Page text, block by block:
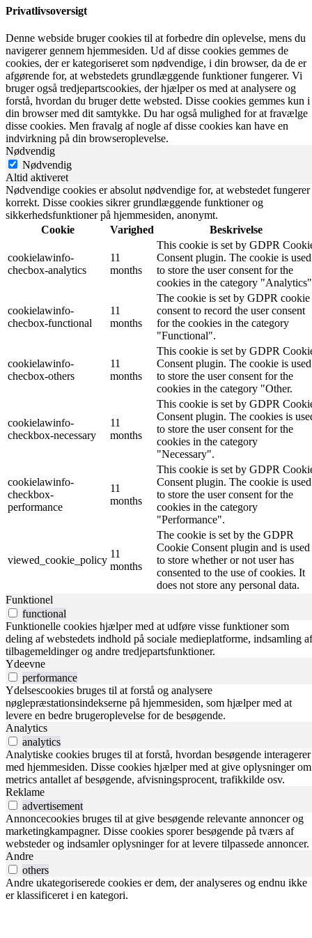
Privatlivsoversigt
Denne webside bruger cookies til at forbedre din oplevelse, mens du
navigerer gennem hjemmesiden. Ud af disse cookies gemmes de
cookies, der er kategoriseret som nødvendige, i din browser, da de er
afgørende for, at webstedets grundlæggende funktioner fungerer. Vi
bruger også tredjepartscookies, der hjælper os med at analysere og
forstå, hvordan du bruger dette websted. Disse cookies gemmes kun i
din browser med dit samtykke. Du har også mulighed for at fravælge
disse cookies. Men fravalg af nogle af disse cookies kan have en
indvirkning på din browseroplevelse.
Nødvendig
Nødvendig
Altid aktiveret
Nødvendige cookies er absolut nødvendige for, at webstedet fungerer
korrekt. Disse cookies sikrer grundlæggende funktioner og
sikkerhedsfunktioner på hjemmesiden, anonymt.
Cookie
Varighed Beskrivelse
cookielawinfo-
checbox-analytics
11
months
This cookie is set by GDPR
Consent plugin. The cookie is used
to store the user consent for the
cookies in the category
cookielawinfo-
checbox-functional
11
months
The cookie is set by GDPR cookie
consent to record the user consent
for the cookies in the category
"Functional".
cookielawinfo-
checbox-others
11
months
This cookie is set by GDPR
Consent plugin. The cookie is used
to store the user consent for the
cookies in the category "Other.
cookielawinfo-
checkbox-necessary
11
months
This cookie is set by GDPR
Consent plugin. The cookies is
to store the user consent for the
cookies in the category
"Necessary".
cookielawinfo-
checkbox-
performance
11
months
This cookie is set by GDPR
Consent plugin. The cookie is used
to store the user consent for the
cookies in the category
"Performance".
viewed_cookie_policy
11
months
The cookie is set by the GDPR
Cookie Consent plugin and is used
to store whether or not user has
consented to the use of cookies. It
does not store any personal data.
Funktionel
functional
Funktionelle cookies hjælper med at udføre visse funktioner som
deling af webstedets indhold på sociale medieplatforme, indsamling af
tilbagemeldinger og andre tredjepartsfunktioner.
Ydeevne
performance
Ydelsescookies bruges til at forstå og analysere
nøglepræstationsindekserne på hjemmesiden, som hjælper med at
levere en bedre brugeroplevelse for de besøgende.
Analytics
analytics
Analytiske cookies bruges til at forstå, hvordan besøgende interagerer
med hjemmesiden. Disse cookies hjælper med at give oplysninger om
metrics antallet af besøgende, afvisningsprocent, trafikkilde osv.
Reklame
advertisement
Annoncecookies bruges til at give besøgende relevante annoncer og
marketingkampagner. Disse cookies sporer besøgende på tværs af
websteder og indsamler oplysninger for at levere tilpassede annoncer.
Andre
others
Andre ukategoriserede cookies er dem, der analyseres og endnu ikke
er klassificeret i en kategori.